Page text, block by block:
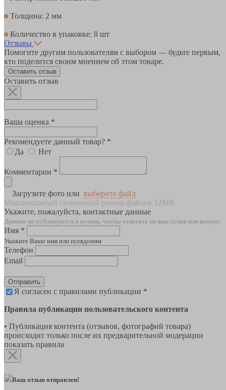
Толщина: 2 мм
Количество в упаковке: 8 шт
Отзывы
Помогите другим пользователям с выбором — будьте первым,
кто поделится своим мнением об этом товаре.
Оставить отзыв
Оставить отзыв
Ваша оценка *
Рекомендуете данный товар? *
Да
Нет
Комментарии *
Загрузите фото или выберите файл
Максимальный суммарный размер файлов 12MB
Укажите, пожалуйста, контактные данные
Данные не публикуются и нужны, чтобы ответить на ваш отзыв или вопрос
Имя *
Укажите Ваше имя или псевдоним
Телефон
Email
Отправить
Я согласен с правилами публикации *
Правила публикации пользовательского контента
• Публикация контента (отзывов, фотографий товара)
происходит только после их предварительной модерации
показать правила
Ваш отзыв отправлен!